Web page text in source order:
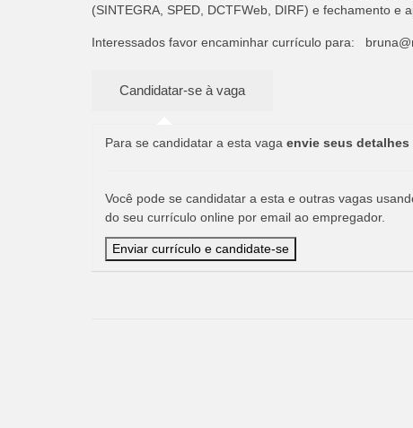
(SINTEGRA, SPED, DCTFWeb, DIRF) e fechamento e
Interessados favor encaminhar currículo para:
Para se candidatar a esta vaga envie seus detalhes
Você pode se candidatar a esta e outras vagas
do seu currículo online por email ao empregador.